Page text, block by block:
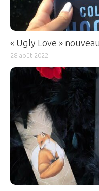
« Ugly Love »
28 août 2022